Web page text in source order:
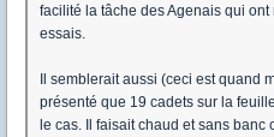
facilité la tâche des Agenais qui
essais.
Il semblerait aussi (ceci est quand
présenté que 19 cadets sur la
le cas. Il faisait chaud et sans banc